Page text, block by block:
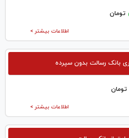
تومان
اطلاعات بیشتر >
بانک رسالت بدون سپرده
تومان
اطلاعات بیشتر >